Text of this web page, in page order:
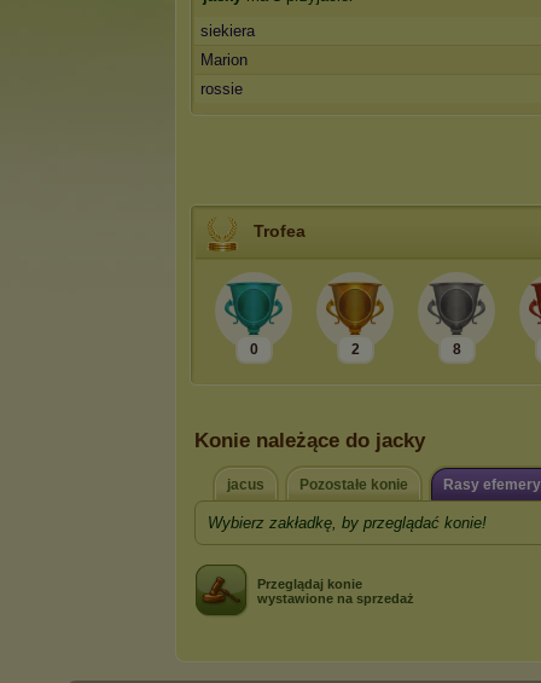
siekiera
Marion
rossie
Trofea
0 2 8
Konie należące do jacky
jacus Pozostałe konie Rasy
Wybierz zakładkę, by przeglądać konie!
Przeglądaj konie
wystawione na sprzedaż